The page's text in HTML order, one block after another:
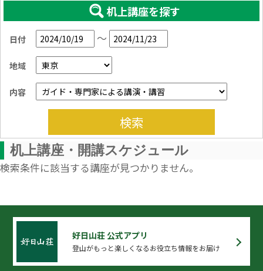
机上講座を探す
日付 ～
地域
内容
検索
机上講座・開講スケジュール
検索条件に該当する講座が見つかりません。
好日山荘 公式アプリ
登山がもっと楽しくなるお役立ち情報をお届け